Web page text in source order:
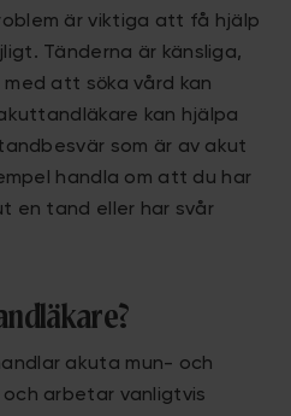
är viktiga att få hjälp
Tänderna är känsliga,
att söka vård kan
kan hjälpa
som är av akut
handla om att du har
en tand eller har svår
akuta mun- och
arbetar vanligtvis